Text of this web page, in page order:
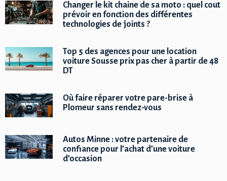
Changer le kit chaine de sa moto : quel cout
prévoir en fonction des différentes
technologies de joints ?
Top 5 des agences pour une location
voiture Sousse prix pas cher à partir de 48
DT
Où faire réparer votre pare-brise à
Plomeur sans rendez-vous
Autos Minne : votre partenaire de
confiance pour l’achat d’une voiture
d’occasion